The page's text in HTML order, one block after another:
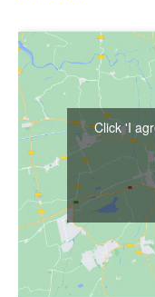
Click 'I